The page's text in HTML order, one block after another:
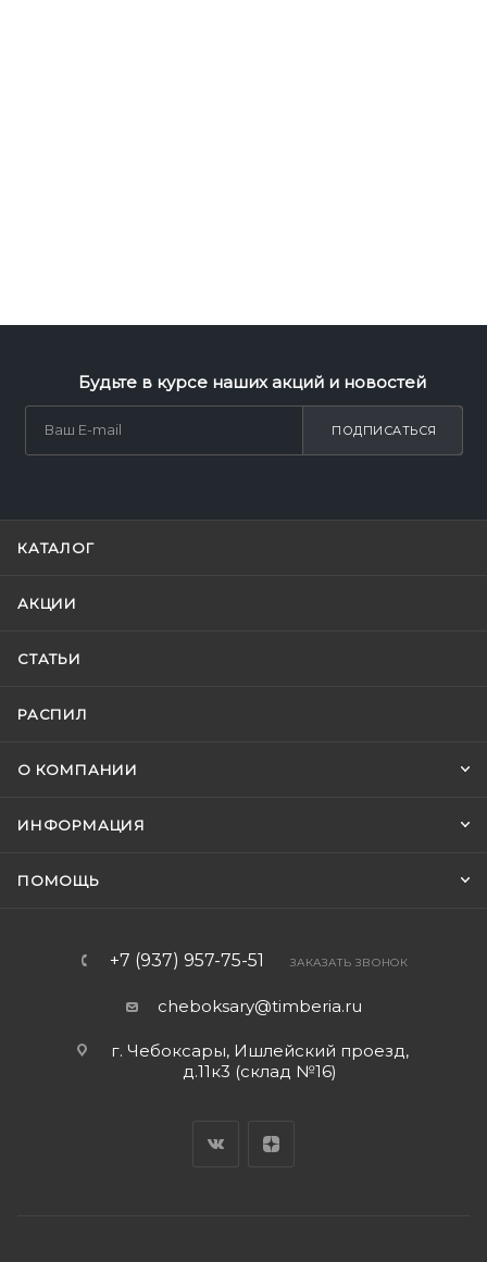
Будьте в курсе наших акций и новостей
ПОДПИСАТЬСЯ
КАТАЛОГ
АКЦИИ
СТАТЬИ
РАСПИЛ
О КОМПАНИИ
ИНФОРМАЦИЯ
ПОМОЩЬ
+7 (937) 957-75-51 ЗАКАЗАТЬ ЗВОНОК
cheboksary@timberia.ru
г. Чебоксары, Ишлейский проезд,
д.11к3 (склад №16)